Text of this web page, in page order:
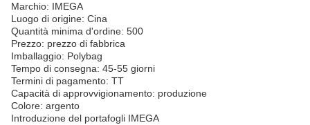
Marchio: IMEGA
Luogo di origine: Cina
Quantità minima d'ordine: 500
Prezzo: prezzo di fabbrica
Imballaggio: Polybag
Tempo di consegna: 45-55 giorni
Termini di pagamento: TT
Capacità di approvvigionamento: produzione
Colore: argento
Introduzione del portafogli IMEGA